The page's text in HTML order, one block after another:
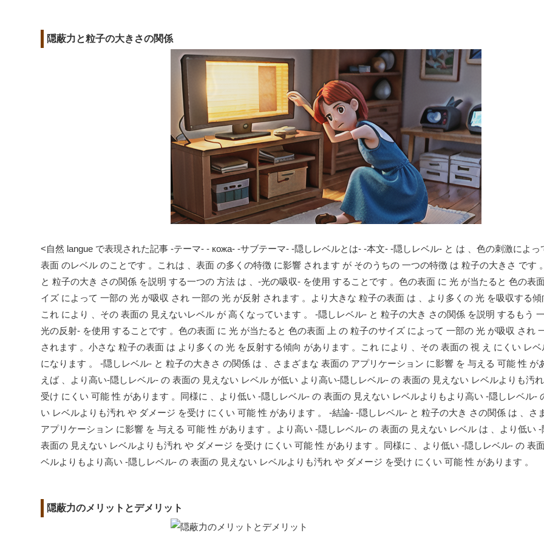
隠蔽力と粒子の大きさの関係
<自然 langue で表現された記事 -テーマ- - кожа- -サブテーマ- -隠しレベルとは- -本文- -隠しレベル- と は 、色の刺激によっ
表面 のレベル のことです 。これは 、表面 の多くの特徴 に影響 されます が そのうちの 一つの特徴 は 粒子の大きさ です
と 粒子の大き さの関係 を説明 する一つの 方法 は 、-光の吸収- を使用 することです 。色の表面 に 光 が当たると 色の表
イズ によって 一部の 光 が吸収 され 一部の 光 が反射 されます 。より大きな 粒子の表面 は 、より多くの 光 を吸収する傾
これ により 、その 表面の 見えないレベル が 高くなっています 。 -隠しレベル- と 粒子の大き さの関係 を説明 するもう
光の反射- を使用 することです 。色の表面 に 光 が当たると 色の表面 上 の 粒子のサイズ によって 一部の 光 が吸収 され
されます 。小さな 粒子の表面 は より多くの 光 を反射する傾向 があります 。これ により 、その 表面の 視 え にくい レベ
になります 。 -隠しレベル- と 粒子の大きさ の関係 は 、さまざまな 表面の アプリケーション に影響 を 与える 可能 性 が
えば 、より高い-隠しレベル- の 表面の 見えない レベル が低い より高い-隠しレベル- の 表面の 見えない レベルよりも汚
受け にくい 可能 性 があります 。同様に 、より低い -隠しレベル- の 表面の 見えない レベルよりもより高い -隠しレベル-
い レベルよりも汚れ や ダメージ を受け にくい 可能 性 があります 。 -結論- -隠しレベル- と 粒子の大き さの関係 は 、さ
アプリケーション に影響 を 与える 可能 性 があります 。より高い -隠しレベル- の 表面の 見えない レベル は 、より低い
表面の 見えない レベルよりも汚れ や ダメージ を受け にくい 可能 性 があります 。同様に 、より低い -隠しレベル- の 表
ベルよりもより高い -隠しレベル- の 表面の 見えない レベルよりも汚れ や ダメージ を受け にくい 可能 性 があります 。
隠蔽力のメリットとデメリット